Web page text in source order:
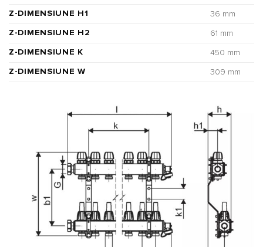
Z-DIMENSIUNE H1 36 mm
Z-DIMENSIUNE H2 61 mm
Z-DIMENSIUNE K 450 mm
Z-DIMENSIUNE W 309 mm